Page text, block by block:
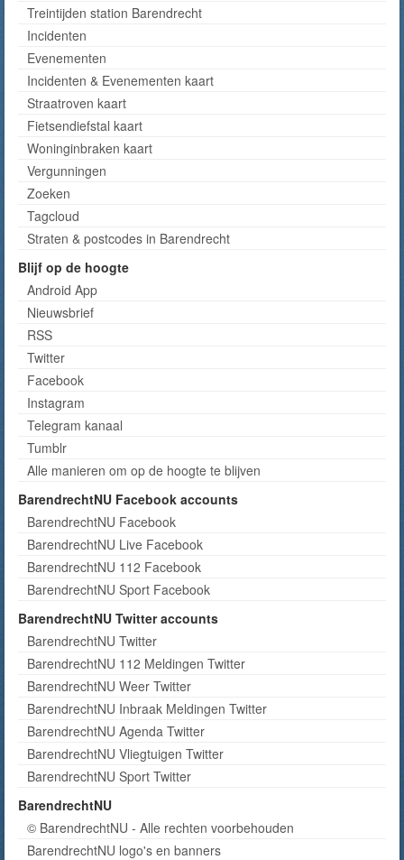
Treintijden station Barendrecht
Incidenten
Evenementen
Incidenten & Evenementen kaart
Straatroven kaart
Fietsendiefstal kaart
Woninginbraken kaart
Vergunningen
Zoeken
Tagcloud
Straten & postcodes in Barendrecht
Blijf op de hoogte
Android App
Nieuwsbrief
RSS
Twitter
Facebook
Instagram
Telegram kanaal
Tumblr
Alle manieren om op de hoogte te blijven
BarendrechtNU Facebook accounts
BarendrechtNU Facebook
BarendrechtNU Live Facebook
BarendrechtNU 112 Facebook
BarendrechtNU Sport Facebook
BarendrechtNU Twitter accounts
BarendrechtNU Twitter
BarendrechtNU 112 Meldingen Twitter
BarendrechtNU Weer Twitter
BarendrechtNU Inbraak Meldingen Twitter
BarendrechtNU Agenda Twitter
BarendrechtNU Vliegtuigen Twitter
BarendrechtNU Sport Twitter
BarendrechtNU
© BarendrechtNU - Alle rechten voorbehouden
BarendrechtNU logo's en banners